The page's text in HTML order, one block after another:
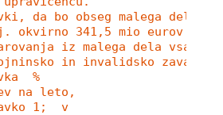
da bo obseg malega
okvirno 341,5 mio eurov
iz malega dela
in invalidsko
%
na leto,
1;  v